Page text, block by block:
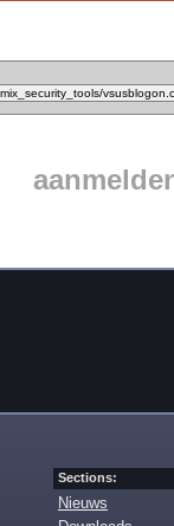
Sections:
Nieuws